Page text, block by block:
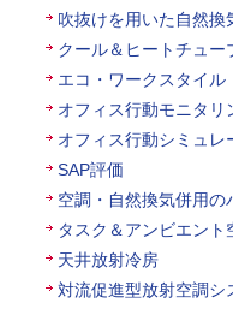
吹抜けを用いた自然換
クール＆ヒートチュー
エコ・ワークスタイル
オフィス行動モニタリ
オフィス行動シミュレ
SAP評価
空調・自然換気併用
タスク＆アンビエント
天井放射冷房
対流促進型放射空調シ